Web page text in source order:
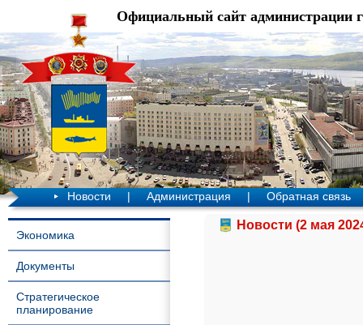
Официальный сайт администрации
Новости | Администрация | Обратная связь
Экономика
Документы
Стратегическое
планирование
Новости (2 мая